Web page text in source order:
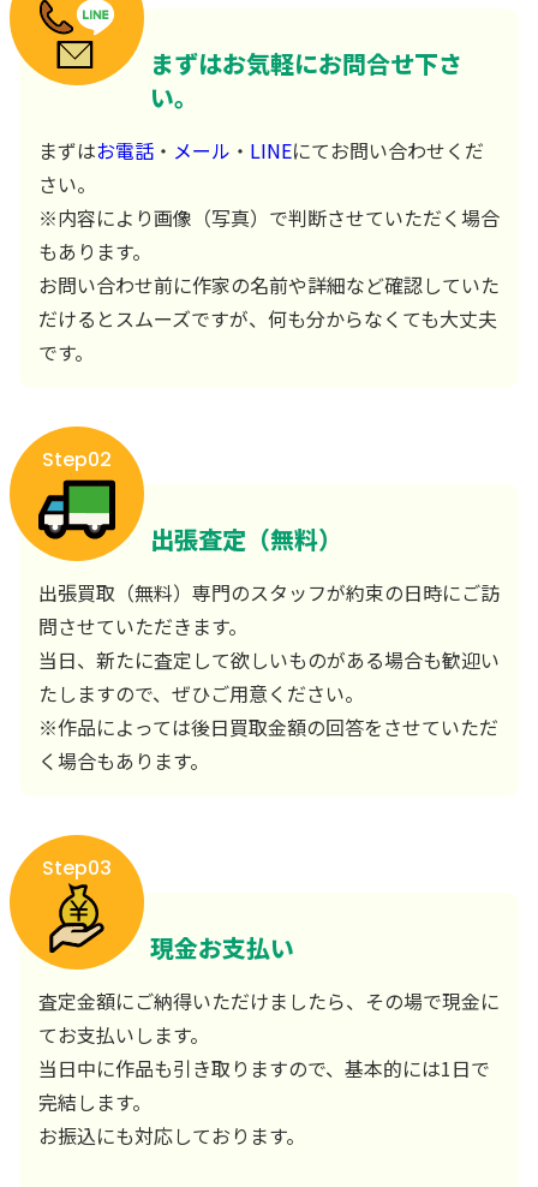
まずはお気軽にお問合せ下さ
い。
まずはお電話 ・ メール ・ LINEにてお問い合わせくだ
さい。
※内容により画像（写真）で判断させていただく場合
もあります。
お問い合わせ前に作家の名前や詳細など確認していた
だけるとスムーズですが、何も分からなくても大丈夫
です。
Step02
出張査定（無料）
出張買取（無料）専門のスタッフが約束の日時にご訪
問させていただきます。
当日、新たに査定して欲しいものがある場合も歓迎い
たしますので、ぜひご用意ください。
※作品によっては後日買取金額の回答をさせていただ
く場合もあります。
Step03
現金お支払い
査定金額にご納得いただけましたら、その場で現金に
てお支払いします。
当日中に作品も引き取りますので、基本的には1日で
完結します。
お振込にも対応しております。